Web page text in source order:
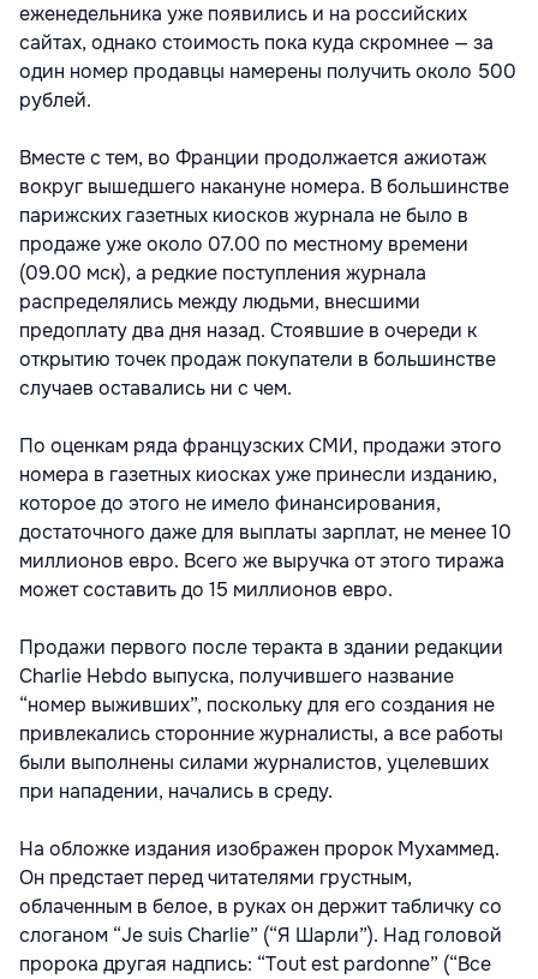
еженедельника уже появились и на российских
сайтах, однако стоимость пока куда скромнее — за
один номер продавцы намерены получить около 500
рублей.
Вместе с тем, во Франции продолжается ажиотаж
вокруг вышедшего накануне номера. В большинстве
парижских газетных киосков журнала не было в
продаже уже около 07.00 по местному времени
(09.00 мск), а редкие поступления журнала
распределялись между людьми, внесшими
предоплату два дня назад. Стоявшие в очереди к
открытию точек продаж покупатели в большинстве
случаев оставались ни с чем.
По оценкам ряда французских СМИ, продажи этого
номера в газетных киосках уже принесли изданию,
которое до этого не имело финансирования,
достаточного даже для выплаты зарплат, не менее 10
миллионов евро. Всего же выручка от этого тиража
может составить до 15 миллионов евро.
Продажи первого после теракта в здании редакции
Charlie Hebdo выпуска, получившего название
“номер выживших”, поскольку для его создания не
привлекались сторонние журналисты, а все работы
были выполнены силами журналистов, уцелевших
при нападении, начались в среду.
На обложке издания изображен пророк Мухаммед.
Он предстает перед читателями грустным,
облаченным в белое, в руках он держит табличку со
слоганом “Je suis Charlie” (“Я Шарли”). Над головой
пророка другая надпись: “Tout est pardonne” (“Все